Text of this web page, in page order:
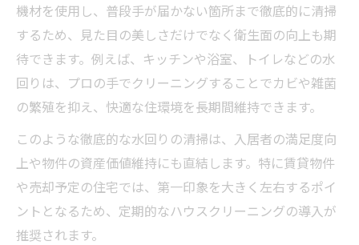
機材を使用し、普段手が届かない箇所まで徹底的に清掃
するため、見た目の美しさだけでなく衛生面の向上も期
待できます。例えば、キッチンや浴室、トイレなどの水
回りは、プロの手でクリーニングすることでカビや雑菌
の繁殖を抑え、快適な住環境を長期間維持できます。
このような徹底的な水回りの清掃は、入居者の満足度向
上や物件の資産価値維持にも直結します。特に賃貸物件
や売却予定の住宅では、第一印象を大きく左右するポイ
ントとなるため、定期的なハウスクリーニングの導入が
推奨されます。